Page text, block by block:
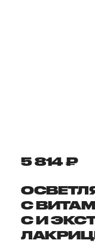
5 814 ₽
С
С И